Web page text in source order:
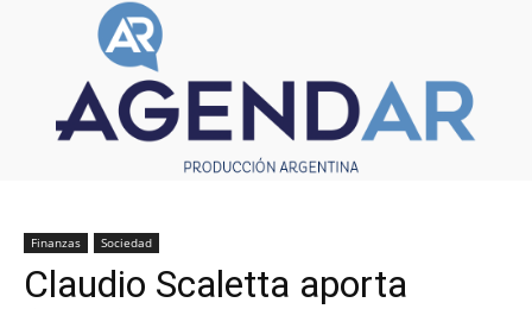
Finanzas Sociedad
Claudio Scaletta aporta